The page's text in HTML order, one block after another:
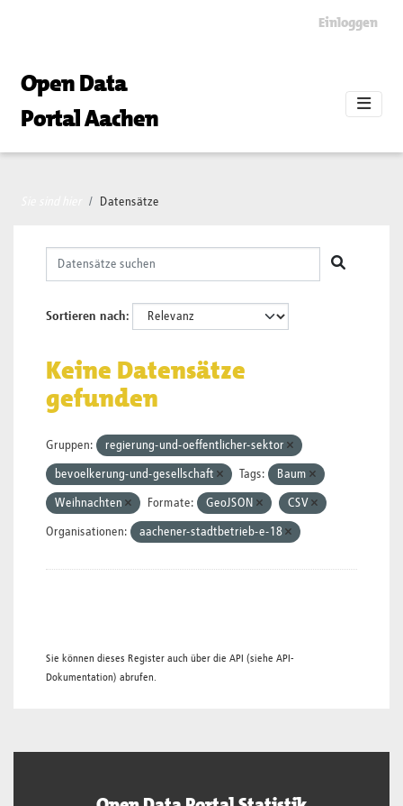
Einloggen
Open Data
Portal Aachen
Datensätze
Sortieren nach
Keine Datensätze
gefunden
Gruppen: regierung-und-oeffentlicher-sektor
bevoelkerung-und-gesellschaft Tags: Baum
Weihnachten Formate: GeoJSON CSV
Organisationen: aachener-stadtbetrieb-e-18
Sie können dieses Register auch über die API (siehe API-
Dokumentation) abrufen.